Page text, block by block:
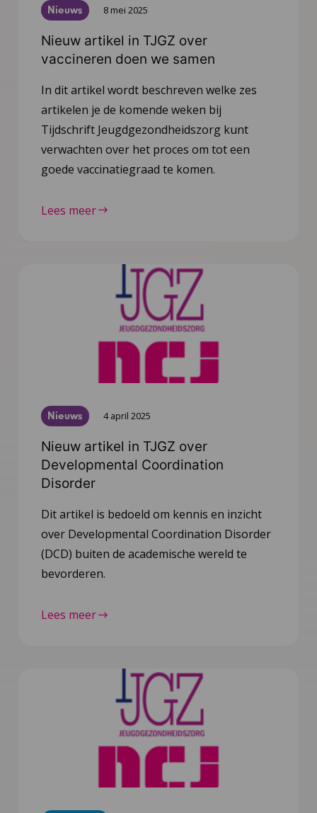
Nieuws 8 mei 2025
Nieuw artikel in TJGZ over
vaccineren doen we samen
In dit artikel wordt beschreven welke zes
artikelen je de komende weken bij
Tijdschrift Jeugdgezondheidszorg kunt
verwachten over het proces om tot een
goede vaccinatiegraad te komen.
Lees meer
Nieuws 4 april 2025
Nieuw artikel in TJGZ over
Developmental Coordination
Disorder
Dit artikel is bedoeld om kennis en inzicht
over Developmental Coordination Disorder
(DCD) buiten de academische wereld te
bevorderen.
Lees meer